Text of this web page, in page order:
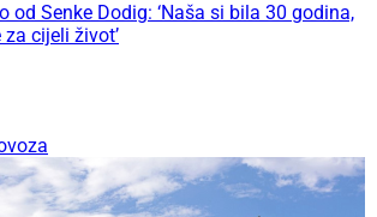
od Senke Dodig: ‘Naša si bila 30 godina,
cijeli život’